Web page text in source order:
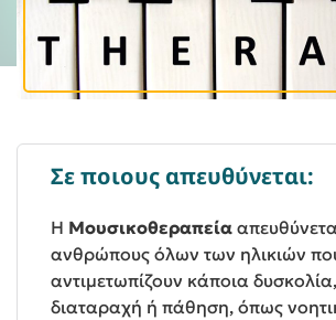
Σε ποιους απευθύνεται:
Η Μουσικοθεραπεία
ανθρώπους όλων των ηλικιών
αντιμετωπίζουν κάποια
διαταραχή ή πάθηση, όπως